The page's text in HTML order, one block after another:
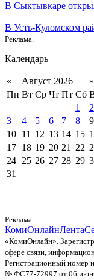
В Сыктывкаре
В Усть-Куломском
Реклама.
Календарь
« Август 2026
»
Пн Вт Ср Чт Пт Сб
1
2
3
4 5 6 7 8
9
10 11 12 13 14 15
17 18 19 20 21 22
24 25 26 27 28 29
31
Реклама
КомиОнлайнЛента
«КомиОнлайн».
сфере связи,
Регистрационный номер
№ ФС77-72997 от 06